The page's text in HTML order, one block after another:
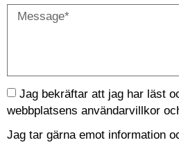
Jag bekräftar att jag har läst
webbplatsens användarvillkor
Jag tar gärna emot information